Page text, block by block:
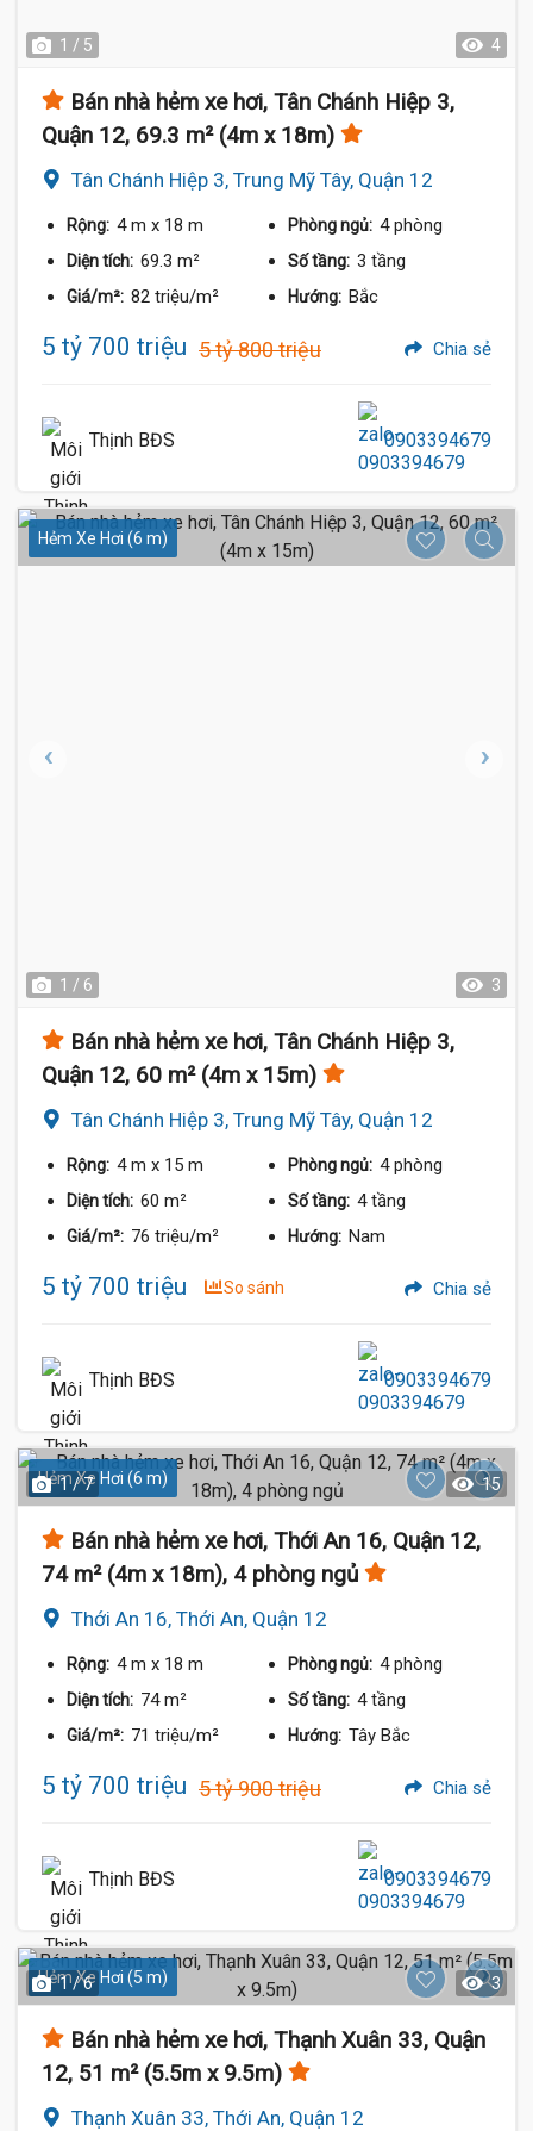
1 / 5 4
Bán nhà hẻm xe hơi, Tân Chánh Hiệp 3,
Quận 12, 69.3 m² (4m x 18m)
Tân Chánh Hiệp 3, Trung Mỹ Tây, Quận 12
Rộng: 4 m x 18 m Phòng ngủ: 4 phòng
Diện tích: 69.3 m² Số tầng: 3 tầng
Giá/m²: 82 triệu/m² Hướng: Bắc
5 tỷ 700 triệu 5 tỷ 800 triệu Chia sẻ
Thịnh BĐS 0903394679
Hẻm Xe Hơi (6 m)
1 / 6 3
Bán nhà hẻm xe hơi, Tân Chánh Hiệp 3,
Quận 12, 60 m² (4m x 15m)
Tân Chánh Hiệp 3, Trung Mỹ Tây, Quận 12
Rộng: 4 m x 15 m Phòng ngủ: 4 phòng
Diện tích: 60 m² Số tầng: 4 tầng
Giá/m²: 76 triệu/m² Hướng: Nam
5 tỷ 700 triệu So sánh Chia sẻ
Thịnh BĐS 0903394679
Hẻm Xe Hơi (6 m)
1 / 7 15
Bán nhà hẻm xe hơi, Thới An 16, Quận 12,
74 m² (4m x 18m), 4 phòng ngủ
Thới An 16, Thới An, Quận 12
Rộng: 4 m x 18 m Phòng ngủ: 4 phòng
Diện tích: 74 m² Số tầng: 4 tầng
Giá/m²: 71 triệu/m² Hướng: Tây Bắc
5 tỷ 700 triệu 5 tỷ 900 triệu Chia sẻ
Thịnh BĐS 0903394679
Hẻm Xe Hơi (5 m)
1 / 6 3
Bán nhà hẻm xe hơi, Thạnh Xuân 33, Quận
12, 51 m² (5.5m x 9.5m)
Thạnh Xuân 33, Thới An, Quận 12